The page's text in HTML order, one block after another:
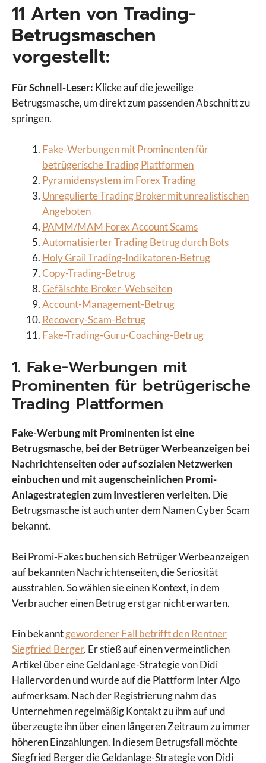
11 Arten von Trading-
Betrugsmaschen
vorgestellt:
Für Schnell-Leser: Klicke auf die jeweilige
Betrugsmasche, um direkt zum passenden Abschnitt zu
springen.
Fake-Werbungen mit Prominenten für
betrügerische Trading Plattformen
Pyramidensystem im Forex Trading
Unregulierte Trading Broker mit unrealistischen
Angeboten
PAMM/MAM Forex Account Scams
Automatisierter Trading Betrug durch Bots
Holy Grail Trading-Indikatoren-Betrug
Copy-Trading-Betrug
Gefälschte Broker-Webseiten
Account-Management-Betrug
Recovery-Scam-Betrug
Fake-Trading-Guru-Coaching-Betrug
1. Fake-Werbungen mit
Prominenten für betrügerische
Trading Plattformen
Fake-Werbung mit Prominenten ist eine
Betrugsmasche, bei der Betrüger Werbeanzeigen bei
Nachrichtenseiten oder auf sozialen Netzwerken
einbuchen und mit augenscheinlichen Promi-
Anlagestrategien zum Investieren verleiten. Die
Betrugsmasche ist auch unter dem Namen Cyber Scam
bekannt.
Bei Promi-Fakes buchen sich Betrüger Werbeanzeigen
auf bekannten Nachrichtenseiten, die Seriosität
ausstrahlen. So wählen sie einen Kontext, in dem
Verbraucher einen Betrug erst gar nicht erwarten.
Ein bekanntgewordener Fall betrifft den Rentner
Siegfried Berger. Er stieß auf einen vermeintlichen
Artikel über eine Geldanlage-Strategie von Didi
Hallervorden und wurde auf die Plattform Inter Algo
aufmerksam. Nach der Registrierung nahm das
Unternehmen regelmäßig Kontakt zu ihm auf und
überzeugte ihn über einen längeren Zeitraum zu immer
höheren Einzahlungen. In diesem Betrugsfall möchte
Siegfried Berger die Geldanlage-Strategie von Didi